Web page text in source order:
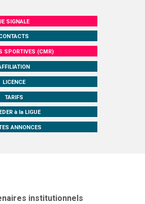
SIGNALE
SPORTIVES (CMR)
LICENCE
TARIFS
à la LIGUE
ANNONCES
institutionnels